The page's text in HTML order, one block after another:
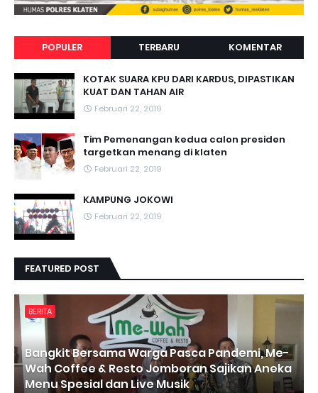
POPULER TERBARU KOMENTAR
KOTAK SUARA KPU DARI KARDUS, DIPASTIKAN
KUAT DAN TAHAN AIR
Februari 22, 2019
Tim Pemenangan kedua calon presiden
targetkan menang di klaten
Februari 22, 2019
KAMPUNG JOKOWI
Februari 22, 2019
FEATURED POST
BERITA
Bangkit Bersama Warga Pasca Pandemi, Me-
Wah Coffee & Resto Jomboran Sajikan Aneka
Menu Spesial dan Live Musik